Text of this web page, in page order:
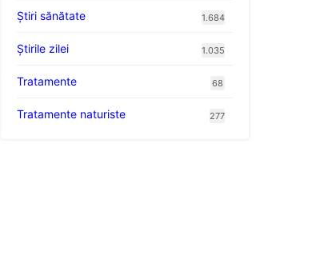
Ştiri sănătate 1.684
Știrile zilei 1.035
Tratamente 68
Tratamente naturiste 277